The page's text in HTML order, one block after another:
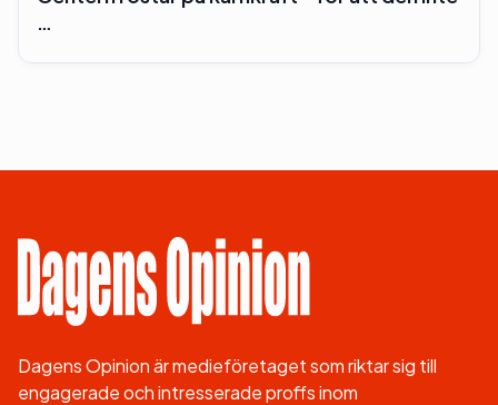
…
Dagens Opinion är medieföretaget som riktar sig till
engagerade och intresserade proffs inom